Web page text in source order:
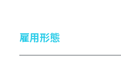
雇用形態